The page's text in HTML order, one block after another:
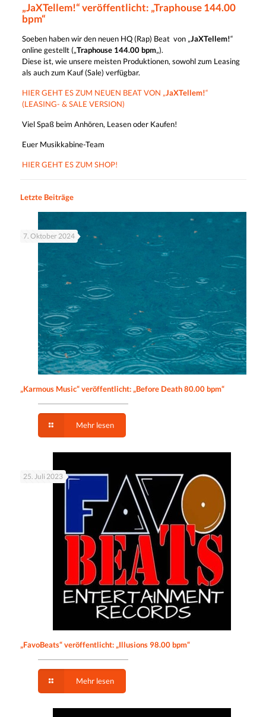
„JaXTellem!“ veröffentlicht: „Traphouse 144.00
bpm“
Soeben haben wir den neuen HQ (Rap) Beat von „JaXTellem!“
online gestellt („Traphouse 144.00 bpm„).
Diese ist, wie unsere meisten Produktionen, sowohl zum Leasing
als auch zum Kauf (Sale) verfügbar.
HIER GEHT ES ZUM NEUEN BEAT VON „JaXTellem!“
(LEASING- & SALE VERSION)
Viel Spaß beim Anhören, Leasen oder Kaufen!
Euer Musikkabine-Team
HIER GEHT ES ZUM SHOP!
Letzte Beiträge
7. Oktober 2024
„Karmous Music“ veröffentlicht: „Before Death 80.00 bpm“
Mehr lesen
25. Juli 2023
„FavoBeats“ veröffentlicht: „Illusions 98.00 bpm“
Mehr lesen